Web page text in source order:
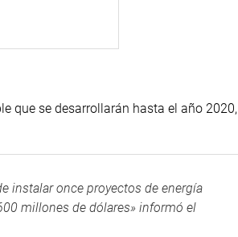
que se desarrollarán hasta el año 2020,
instalar once proyectos de energía
millones de dólares» informó el